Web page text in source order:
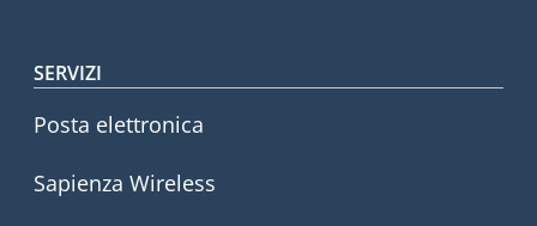
SERVIZI
Posta elettronica
Sapienza Wireless